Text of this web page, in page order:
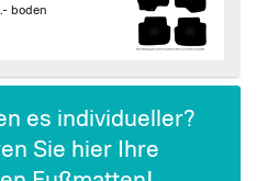
boden
es individueller?
Sie hier Ihre